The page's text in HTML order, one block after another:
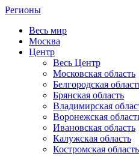
Регионы
Весь мир
Москва
Центр
Весь Центр
Московская область
Белгородская
Брянская область
Владимирская
Воронежская
Ивановская область
Калужская область
Костромская область